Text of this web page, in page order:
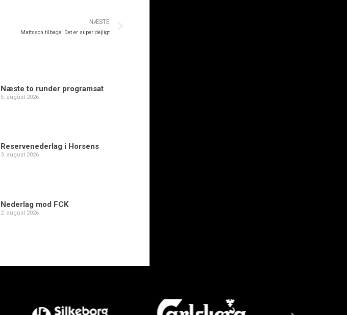
NÆSTE
Mattsson tilbage: Det er super dejligt
Næste to runder programsat
5. august 2026
Reservenederlag i Horsens
3. august 2026
Nederlag mod FCK
2. august 2026